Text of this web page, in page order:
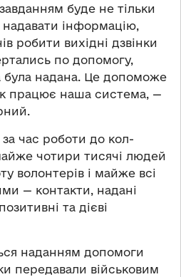
буде не тільки
інформацію,
робити вихідні дзвінки
по допомогу,
була надана. Це допоможе
працює наша система, —
час роботи до кол-
чотири тисячі людей
волонтерів і майже всі
— контакти, надані
та дієві
наданням допомоги
передавали військовим